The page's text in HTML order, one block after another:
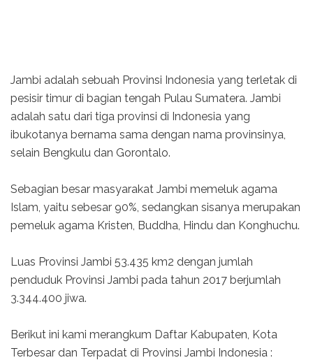
Jambi adalah sebuah Provinsi Indonesia yang terletak di
pesisir timur di bagian tengah Pulau Sumatera. Jambi
adalah satu dari tiga provinsi di Indonesia yang
ibukotanya bernama sama dengan nama provinsinya,
selain Bengkulu dan Gorontalo.
Sebagian besar masyarakat Jambi memeluk agama
Islam, yaitu sebesar 90%, sedangkan sisanya merupakan
pemeluk agama Kristen, Buddha, Hindu dan Konghuchu.
Luas Provinsi Jambi 53.435 km2 dengan jumlah
penduduk Provinsi Jambi pada tahun 2017 berjumlah
3.344.400 jiwa.
Berikut ini kami merangkum Daftar Kabupaten, Kota
Terbesar dan Terpadat di Provinsi Jambi Indonesia :